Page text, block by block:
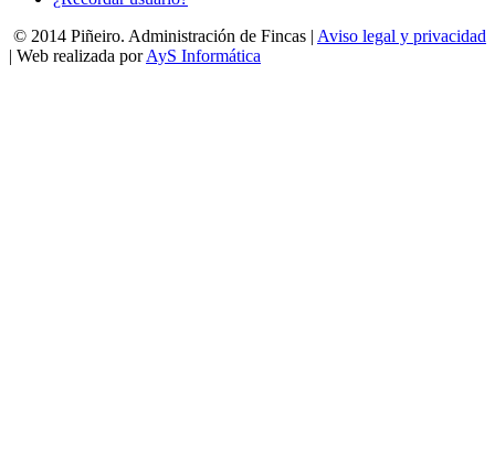
© 2014 Piñeiro. Administración de Fincas | Aviso legal y privacidad
| Web realizada porAyS Informática